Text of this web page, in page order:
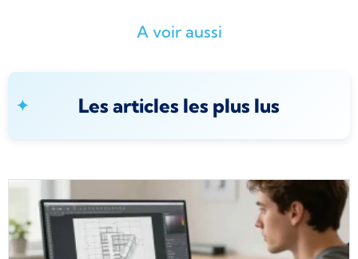
A voir aussi
Les articles les plus lus